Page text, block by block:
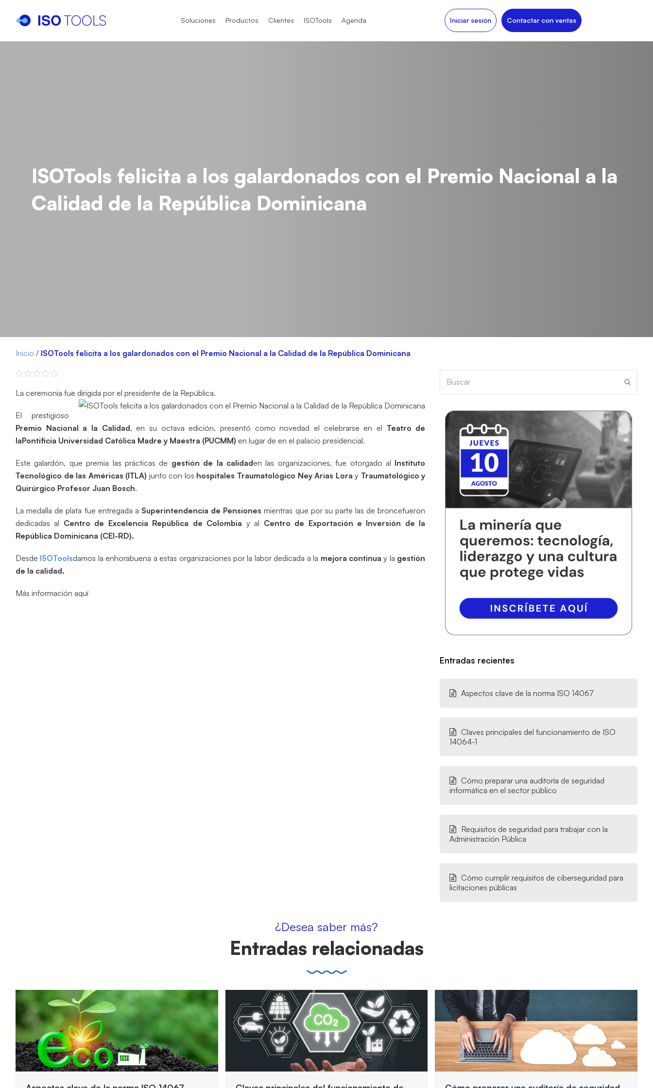
Soluciones
ISO 21001
Productos Clientes ISOTools Agenda Iniciar sesión Contactar con ventas
ISOTools felicita a los galardonados con el Premio Nacional a la
Calidad de la República Dominicana
Inicio / ISOTools felicita a los galardonados con el Premio Nacional a la Calidad de la República Dominicana
La ceremonia fue dirigida por el presidente de la República.
El prestigioso
Premio Nacional a la Calidad, en su octava edición, presentó como novedad el celebrarse en el Teatro de
laPontificia Universidad Católica Madre y Maestra (PUCMM) en lugar de en el palacio presidencial.
Este galardón, que premia las prácticas de gestión de la calidaden las organizaciones, fue otorgado al Instituto
Tecnológico de las Américas (ITLA) junto con los hospitales Traumatológico Ney Arias Lora y Traumatológico y
Quirúrgico Profesor Juan Bosch.
La medalla de plata fue entregada a Superintendencia de Pensionesmientras que por su parte las de broncefueron
dedicadas al Centro de Excelencia República de Colombia y al Centro de Exportación e Inversión de la
República Dominicana (CEI-RD).
Desde ISOToolsdamos la enhorabuena a estas organizaciones por la labor dedicada a la mejora continua y la gestión
de la calidad.
Más información aquí
Entradas recientes
Aspectos clave de la norma ISO 14067
Claves principales del funcionamiento de ISO
14064-1
Cómo preparar una auditoría de seguridad
informática en el sector público
Requisitos de seguridad para trabajar con la
Administración Pública
Cómo cumplir requisitos de ciberseguridad para
licitaciones públicas
¿Desea saber más?
Entradas relacionadas
Requisitos de seguridad para trabajar con la
Administración Pública
29 julio, 2026
Las entidades públicas exigen controles estrictos